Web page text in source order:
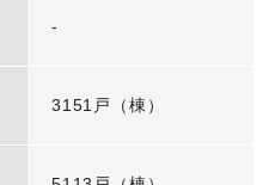
-
3151戸（棟）